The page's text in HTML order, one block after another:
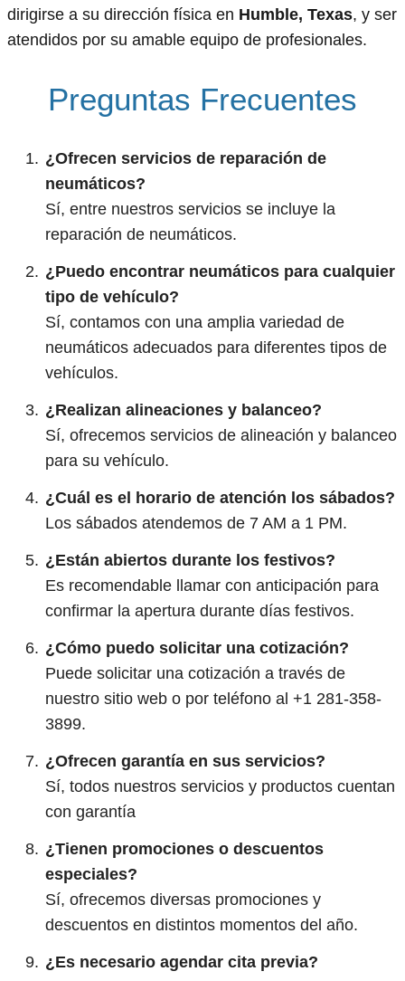
dirigirse a su dirección física en Humble, Texas, y ser
atendidos por su amable equipo de profesionales.
Preguntas Frecuentes
¿Ofrecen servicios de reparación de
neumáticos?
Sí, entre nuestros servicios se incluye la
reparación de neumáticos.
¿Puedo encontrar neumáticos para cualquier
tipo de vehículo?
Sí, contamos con una amplia variedad de
neumáticos adecuados para diferentes tipos de
vehículos.
¿Realizan alineaciones y balanceo?
Sí, ofrecemos servicios de alineación y balanceo
para su vehículo.
¿Cuál es el horario de atención los sábados?
Los sábados atendemos de 7 AM a 1 PM.
¿Están abiertos durante los festivos?
Es recomendable llamar con anticipación para
confirmar la apertura durante días festivos.
¿Cómo puedo solicitar una cotización?
Puede solicitar una cotización a través de
nuestro sitio web o por teléfono al +1 281-358-
3899.
¿Ofrecen garantía en sus servicios?
Sí, todos nuestros servicios y productos cuentan
con garantía
¿Tienen promociones o descuentos
especiales?
Sí, ofrecemos diversas promociones y
descuentos en distintos momentos del año.
¿Es necesario agendar cita previa?